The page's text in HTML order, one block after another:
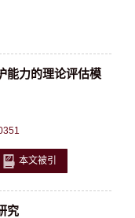
能力的理论评估模
本文被引
究